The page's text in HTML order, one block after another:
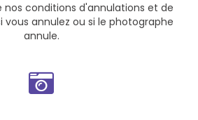
nos conditions d'annulations et de
vous annulez ou si le photographe
annule.